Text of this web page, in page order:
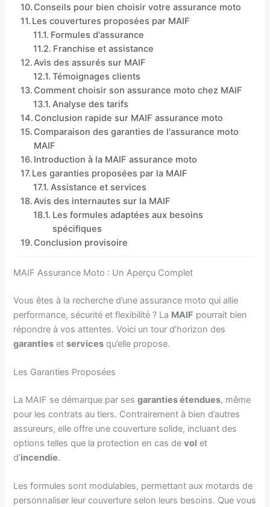
Conseils pour bien choisir votre assurance moto
Les couvertures proposées par MAIF
Formules d'assurance
Franchise et assistance
Avis des assurés sur MAIF
Témoignages clients
Comment choisir son assurance moto chez MAIF
Analyse des tarifs
Conclusion rapide sur MAIF assurance moto
Comparaison des garanties de l'assurance moto
MAIF
Introduction à la MAIF assurance moto
Les garanties proposées par la MAIF
Assistance et services
Avis des internautes sur la MAIF
Les formules adaptées aux besoins
spécifiques
Conclusion provisoire
MAIF Assurance Moto : Un Aperçu Complet
Vous êtes à la recherche d’une assurance moto qui allie
performance, sécurité et flexibilité ? La MAIF pourrait bien
répondre à vos attentes. Voici un tour d’horizon des
garanties etservices qu’elle propose.
Les Garanties Proposées
La MAIF se démarque par sesgaranties étendues, même
pour les contrats au tiers. Contrairement à bien d’autres
assureurs, elle offre une couverture solide, incluant des
options telles que la protection en cas devol et
d’incendie.
Les formules sont modulables, permettant aux motards de
personnaliser leur couverture selon leurs besoins. Que vous